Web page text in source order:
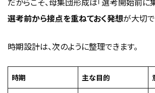
選考前から接点を重ねておく発想が大切で
時期設計は、次のように整理できます。
時期 主な目的